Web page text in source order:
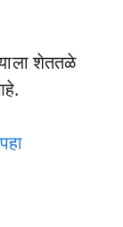
शेततळे